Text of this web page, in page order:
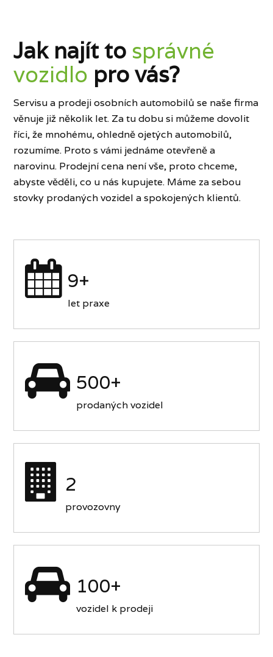
Jak najít to správné
vozidlo pro vás?
Servisu a prodeji osobních automobilů se naše firma
věnuje již několik let. Za tu dobu si můžeme dovolit
říci, že mnohému, ohledně ojetých automobilů,
rozumíme. Proto s vámi jednáme otevřeně a
narovinu. Prodejní cena není vše, proto chceme,
abyste věděli, co u nás kupujete. Máme za sebou
stovky prodaných vozidel a spokojených klientů.
9+
let praxe
500+
prodaných vozidel
2
provozovny
100+
vozidel k prodeji